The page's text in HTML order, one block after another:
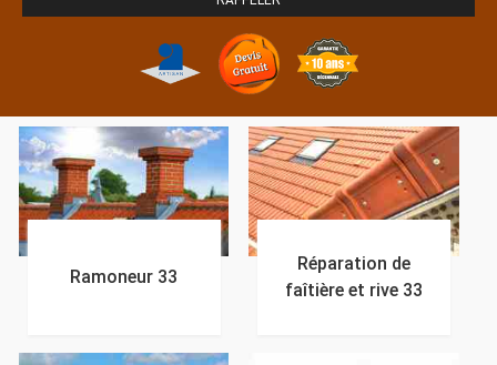
Ramoneur 33
Réparation de
faîtière et rive 33